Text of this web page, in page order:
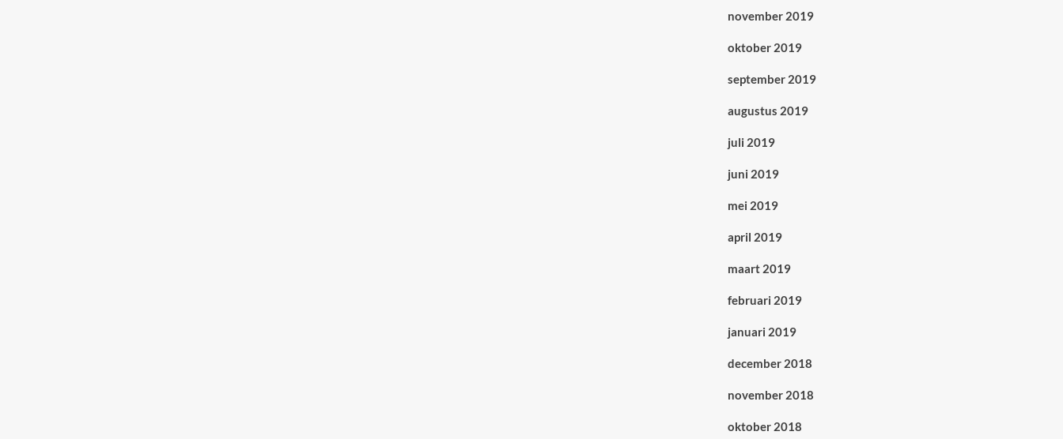
november 2019
oktober 2019
september 2019
augustus 2019
juli 2019
juni 2019
mei 2019
april 2019
maart 2019
februari 2019
januari 2019
december 2018
november 2018
oktober 2018